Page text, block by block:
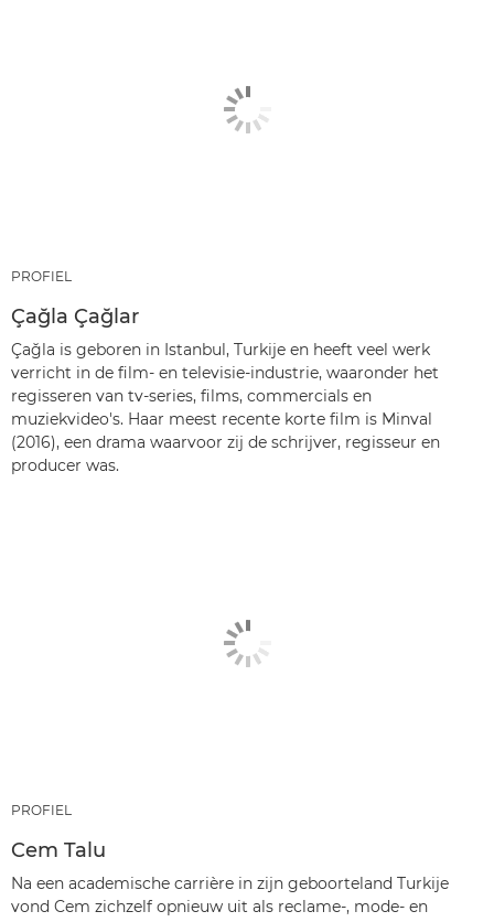
PROFIEL
Çağla Çağlar
Çağla is geboren in Istanbul, Turkije en heeft veel werk
verricht in de film- en televisie-industrie, waaronder het
regisseren van tv-series, films, commercials en
muziekvideo's. Haar meest recente korte film is Minval
(2016), een drama waarvoor zij de schrijver, regisseur en
producer was.
PROFIEL
Cem Talu
Na een academische carrière in zijn geboorteland Turkije
vond Cem zichzelf opnieuw uit als reclame-, mode- en